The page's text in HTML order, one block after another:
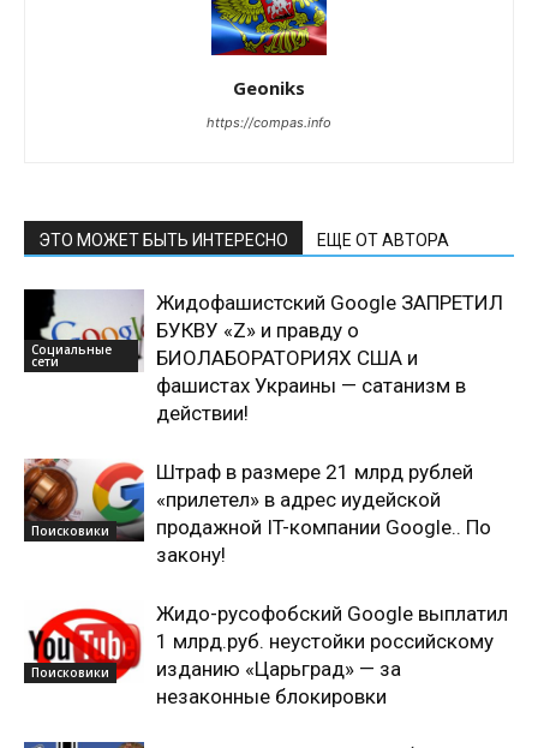
Geoniks
https://compas.info
ЭТО МОЖЕТ БЫТЬ ИНТЕРЕСНО ЕЩЕ ОТ АВТОРА
Социальные
сети
Жидофашистский Google ЗАПРЕТИЛ
БУКВУ «Z» и правду о
БИОЛАБОРАТОРИЯХ США и
фашистах Украины — сатанизм в
действии!
Поисковики
Штраф в размере 21 млрд рублей
«прилетел» в адрес иудейской
продажной IT-компании Google.. По
закону!
Поисковики
Жидо-русофобский Google выплатил
1 млрд.руб. неустойки российскому
изданию «Царьград» — за
незаконные блокировки